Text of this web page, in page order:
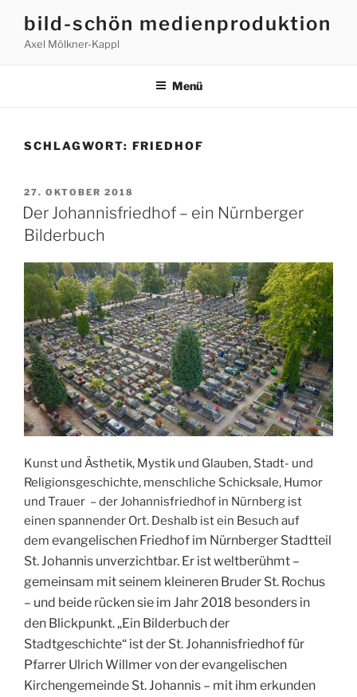
Inhalt
springen
bild-schön medienproduktion
Axel Mölkner-Kappl
Menü
SCHLAGWORT: FRIEDHOF
VERÖFFENTLICHT
AM
27. OKTOBER 2018
Der Johannisfriedhof – ein Nürnberger
Bilderbuch
Kunst und Ästhetik, Mystik und Glauben, Stadt- und
Religionsgeschichte, menschliche Schicksale, Humor
und Trauer – der Johannisfriedhof in Nürnberg ist
einen spannender Ort. Deshalb ist ein Besuch auf
dem evangelischen Friedhof im Nürnberger Stadtteil
St. Johannis unverzichtbar. Er ist weltberühmt –
gemeinsam mit seinem kleineren Bruder St. Rochus
– und beide rücken sie im Jahr 2018 besonders in
den Blickpunkt. „Ein Bilderbuch der
Stadtgeschichte“ ist der St. Johannisfriedhof für
Pfarrer Ulrich Willmer von der evangelischen
Kirchengemeinde St. Johannis – mit ihm erkunden